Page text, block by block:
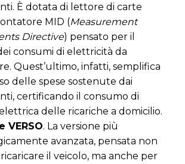
È dotata di lettore di carte
MID (Measurement
Directive) pensato per il
consumi di elettricità da
Quest’ultimo, infatti, semplifica
delle spese sostenute dai
certificando il consumo di
delle ricariche a domicilio.
VERSO. La versione più
avanzata, pensata non
il veicolo, ma anche per